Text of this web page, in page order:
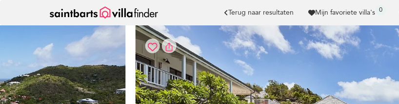
Terug naar resultaten Mijn favoriete villa's 0